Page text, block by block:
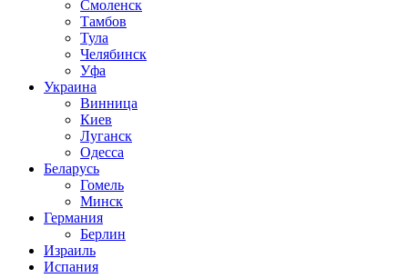
Смоленск
Тамбов
Тула
Челябинск
Уфа
Украина
Винница
Киев
Луганск
Одесса
Беларусь
Гомель
Минск
Германия
Берлин
Израиль
Испания